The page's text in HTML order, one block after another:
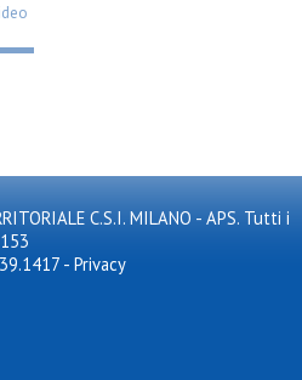
C.S.I. MILANO - APS. Tutti i
- Privacy